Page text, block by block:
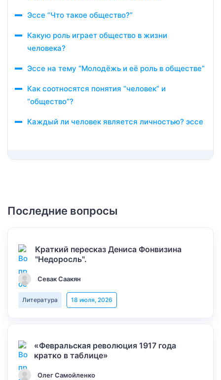
Эссе “Что такое общество?”
Какую роль играет общество в жизни
человека?
Эссе на тему “Молодёжь и её роль в обществе”
Как соотносятся понятия “человек” и
“общество”?
Каждый ли человек является личностью? эссе
Последние вопросы
Краткий пересказ Дениса Фонвизина
"Недоросль".
Севак Саакян
Литература 18 июля, 2026
«Февральская революция 1917 года
кратко в таблице»
Олег Самойленко